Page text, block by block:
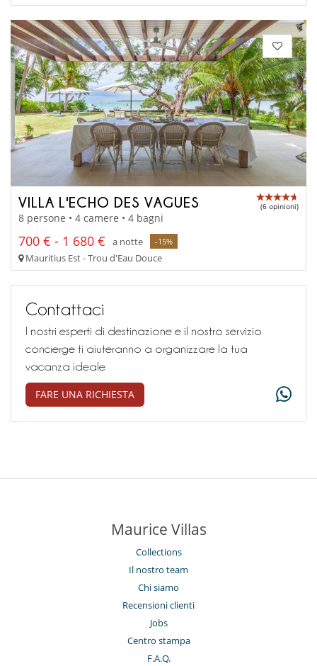
VILLA L'ECHO DES VAGUES (6 opinioni)
8 persone • 4 camere • 4 bagni
700 € - 1 680 € a notte -15%
Mauritius Est - Trou d'Eau Douce
Contattaci
I nostri esperti di destinazione e il nostro servizio
concierge ti aiuteranno a organizzare la tua
vacanza ideale
FARE UNA RICHIESTA
Maurice Villas
Collections
Il nostro team
Chi siamo
Recensioni clienti
Jobs
Centro stampa
F.A.Q.